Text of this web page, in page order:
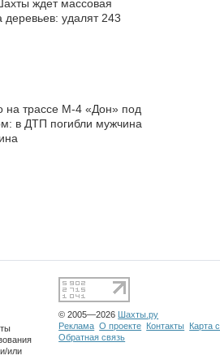
ждет массовая
деревьев: удалят 243
на трассе М-4 «Дон» под
в ДТП погибли мужчина
или
© 2005—2026 Шахты.ру
Реклама О проекте Контакты Карта
Обратная связь